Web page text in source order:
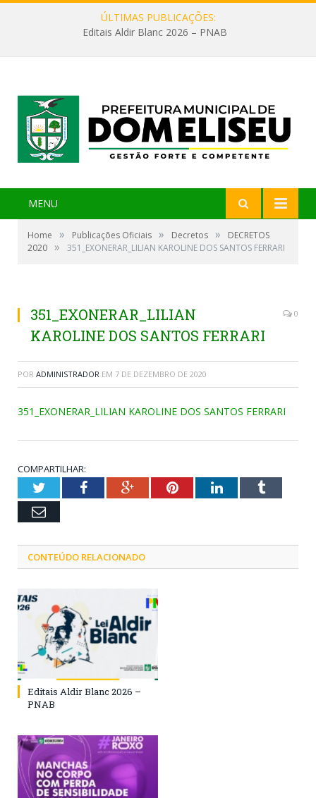
ÚLTIMAS PUBLICAÇÕES:
Editais Aldir Blanc 2026 – PNAB
MENU
Home » Publicações Oficiais » Decretos »
DECRETOS
2020 » 351_EXONERAR_LILIAN KAROLINE DOS SANTOS FERRARI
351_EXONERAR_LILIAN
KAROLINE DOS SANTOS FERRARI
0
POR ADMINISTRADOR EM 7 DE DEZEMBRO DE 2020
351_EXONERAR_LILIAN KAROLINE DOS SANTOS FERRARI
COMPARTILHAR:
TwitterFacebookGoogle+PinterestLinkedInTumblr
Email
CONTEÚDO RELACIONADO
Editais Aldir Blanc 2026 –
PNAB